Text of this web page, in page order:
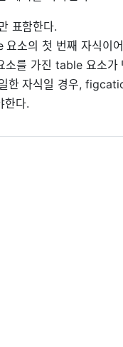
표함한다.
요소의 첫 번째 자식이
를 가진 table 요소가
한 자식일 경우,
한다.